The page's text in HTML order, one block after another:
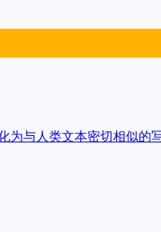
为与人类文本密切相似